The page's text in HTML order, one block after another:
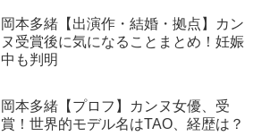
岡本多緒【出演作・結婚・拠点】カン
ヌ受賞後に気になることまとめ！妊娠
中も判明
岡本多緒【プロフ】カンヌ女優、受
賞！世界的モデル名はTAO、経歴は？